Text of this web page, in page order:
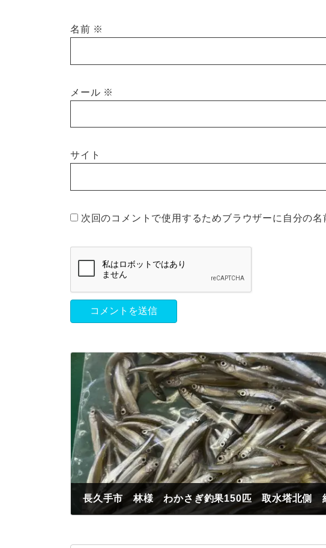
名前 ※
メール ※
サイト
次回のコメントで使用するためブラウザーに自分の
長久手市 林様 わかさぎ釣果150匹 取水塔北側